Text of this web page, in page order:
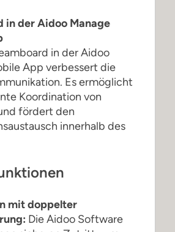
in der Aidoo Manage
in der Aidoo
App verbessert die
Es ermöglicht
Koordination von
fördert den
innerhalb des
mit doppelter
Die Aidoo Software